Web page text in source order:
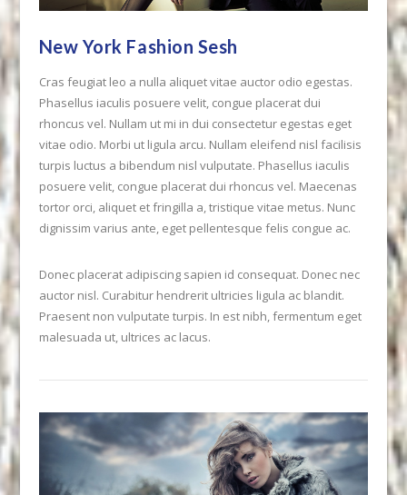
VIEW POST
New York Fashion Sesh
Cras feugiat leo a nulla aliquet vitae auctor odio egestas.
Phasellus iaculis posuere velit, congue placerat dui
rhoncus vel. Nullam ut mi in dui consectetur egestas eget
vitae odio. Morbi ut ligula arcu. Nullam eleifend nisl facilisis
turpis luctus a bibendum nisl vulputate. Phasellus iaculis
posuere velit, congue placerat dui rhoncus vel. Maecenas
tortor orci, aliquet et fringilla a, tristique vitae metus. Nunc
dignissim varius ante, eget pellentesque felis congue ac.
Donec placerat adipiscing sapien id consequat. Donec nec
auctor nisl. Curabitur hendrerit ultricies ligula ac blandit.
Praesent non vulputate turpis. In est nibh, fermentum eget
malesuada ut, ultrices ac lacus.